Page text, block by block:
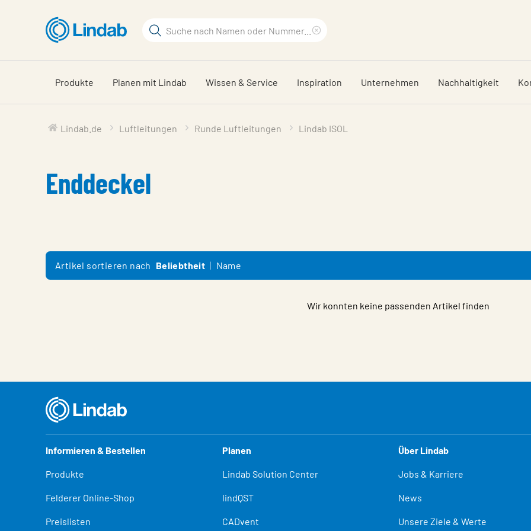
Hauptinhalt
Suchbegriff
durchsuchen
löschen
Produkte Planen mit Lindab Wissen & Service Inspiration Unternehmen Nachhaltigkeit
Lindab.de Luftleitungen Runde Luftleitungen Lindab ISOL
Enddeckel
Artikel sortieren nach Beliebtheit Name
Wir konnten keine passenden Artikel finden
Informieren & Bestellen
Produkte
Felderer Online-Shop
Preislisten
Planen
Lindab Solution Center
lindQST
CADvent
Über Lindab
Jobs & Karriere
News
Unsere Ziele & Werte